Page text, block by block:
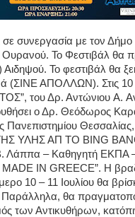
συνεργασία με τον Δήμο
Το Φεστιβάλ θα
Το φεστιβάλ θα
(ΣΙΝΕ ΑΠΟΛΛΩΝ). Στις 10
του Δρ. Αντώνιου A.
ο Δρ. Θεόδωρος
Πανεπιστημίου
ΑΠ ΤΟ BING BANG
Λάππα – Καθηγητή ΕΚΠΑ
IN GREECE”. Η
10 – 11 Ιουλίου θα
Παράλληλα, θα
των Αντικυθήρων,